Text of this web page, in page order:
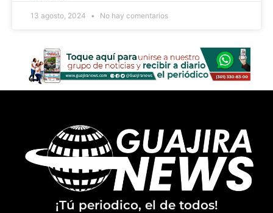
13 agosto, 2024 No hay comentarios
¡Tú periodico, el de todos!